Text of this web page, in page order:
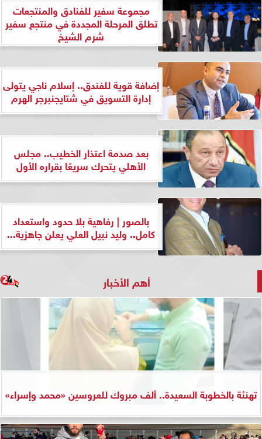
مجموعة سفير للفنادق والمنتجعات
تطلق المرحلة المجددة في منتجع سفير
شرم الشيخ
إضافة قوية للفندق.. إسلام ناجي يتولى
إدارة التسويق في شتايجنبرجر الهرم
بعد صدمة اعتذار الخطيب.. مجلس
الأهلي يتحرك سريعًا بقراره الأول
بالصور | رفاهية بلا حدود واستعداد
كامل.. وليد نبيل العلي يعلن جاهزية...
أهم الأخبار
تهنئة بالخطوبة السعيدة.. ألف مبروك للعروسين «محمد وإسراء»